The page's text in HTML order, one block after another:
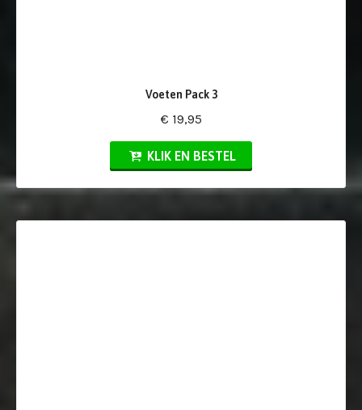
Voeten Pack 3
€ 19,95
KLIK EN BESTEL